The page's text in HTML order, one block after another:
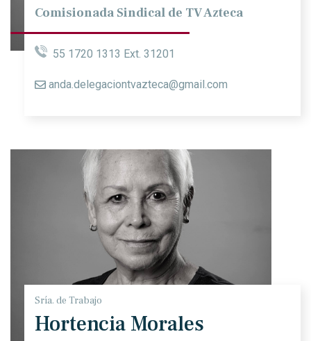
Comisionada Sindical de TV Azteca
55 1720 1313 Ext. 31201
anda.delegaciontvazteca@gmail.com
Sría. de Trabajo
Hortencia Morales